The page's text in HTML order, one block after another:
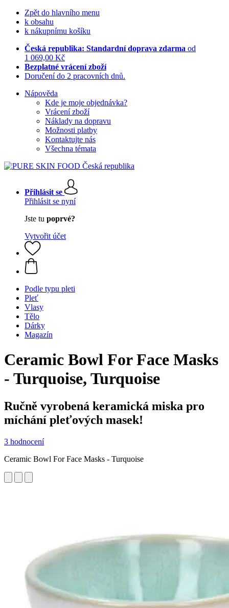
Zpět do hlavního menu
k obsahu
k nákupnímu košíku
Česká republika: Standardní doprava zdarma od
1 069,00 Kč
Bezplatné vrácení zboží
Doručení do 2 pracovních dnů.
Nápověda
Kde je moje objednávka?
Vrácení zboží
Náklady na dopravu
Možnosti platby
Kontaktujte nás
Všechna témata
Přihlásit se
Přihlásit se nyní
Jste tu poprvé?
Vytvořit účet
Podle typu pleti
Pleť
Vlasy
Tělo
Dárky
Magazín
Ceramic Bowl For Face Masks
- Turquoise, Turquoise
Ručně vyrobená keramická miska pro
míchání pleťových masek!
3 hodnocení
Ceramic Bowl For Face Masks - Turquoise